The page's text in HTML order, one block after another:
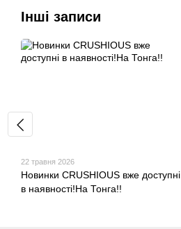
Інші записи
22 травня 2026
Новинки CRUSHIOUS вже доступні
в наявності!На Тонга!!